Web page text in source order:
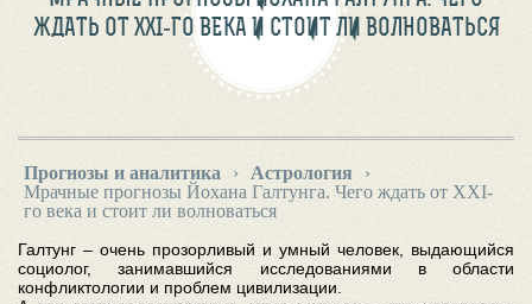
ЖДАТЬ ОТ XXI-ГО ВЕКА И СТОИТ ЛИ ВОЛНОВАТЬСЯ
Прогнозы и аналитика › Астрология
›
Мрачные прогнозы Йохана Галтунга. Чего ждать от XXI-
го века и стоит ли волноваться
Галтунг – очень прозорливый и умный человек, выдающийся
социолог, занимавшийся исследованиями в области
конфликтологии и проблем цивилизации.